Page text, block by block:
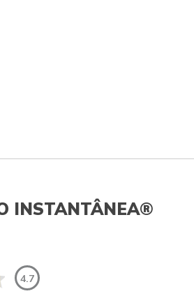
INSTANTÂNEA®
4.7